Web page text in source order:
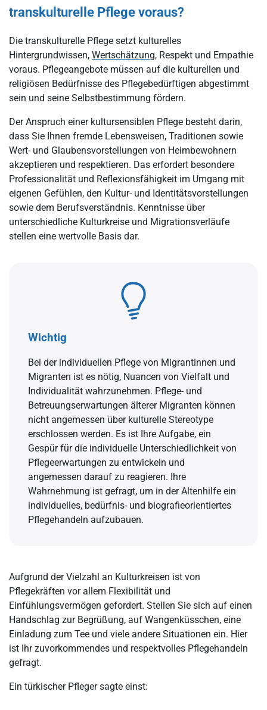
transkulturelle Pflege voraus?
Die transkulturelle Pflege setzt kulturelles
Hintergrundwissen, Wertschätzung, Respekt und Empathie
voraus. Pflegeangebote müssen auf die kulturellen und
religiösen Bedürfnisse des Pflegebedürftigen abgestimmt
sein und seine Selbstbestimmung fördern.
Der Anspruch einer kultursensiblen Pflege besteht darin,
dass Sie Ihnen fremde Lebensweisen, Traditionen sowie
Wert- und Glaubensvorstellungen von Heimbewohnern
akzeptieren und respektieren. Das erfordert besondere
Professionalität und Reflexionsfähigkeit im Umgang mit
eigenen Gefühlen, den Kultur- und Identitätsvorstellungen
sowie dem Berufsverständnis. Kenntnisse über
unterschiedliche Kulturkreise und Migrationsverläufe
stellen eine wertvolle Basis dar.
Wichtig
Bei der individuellen Pflege von Migrantinnen und
Migranten ist es nötig, Nuancen von Vielfalt und
Individualität wahrzunehmen. Pflege- und
Betreuungserwartungen älterer Migranten können
nicht angemessen über kulturelle Stereotype
erschlossen werden. Es ist Ihre Aufgabe, ein
Gespür für die individuelle Unterschiedlichkeit von
Pflegeerwartungen zu entwickeln und
angemessen darauf zu reagieren. Ihre
Wahrnehmung ist gefragt, um in der Altenhilfe ein
individuelles, bedürfnis- und biografieorientiertes
Pflegehandeln aufzubauen.
Aufgrund der Vielzahl an Kulturkreisen ist von
Pflegekräften vor allem Flexibilität und
Einfühlungsvermögen gefordert. Stellen Sie sich auf einen
Handschlag zur Begrüßung, auf Wangenküsschen, eine
Einladung zum Tee und viele andere Situationen ein. Hier
ist Ihr zuvorkommendes und respektvolles Pflegehandeln
gefragt.
Ein türkischer Pfleger sagte einst: